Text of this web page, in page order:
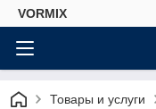
VORMIX
Товары и услуги